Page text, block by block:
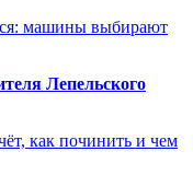
машины выбирают
Лепельского
как починить и чем